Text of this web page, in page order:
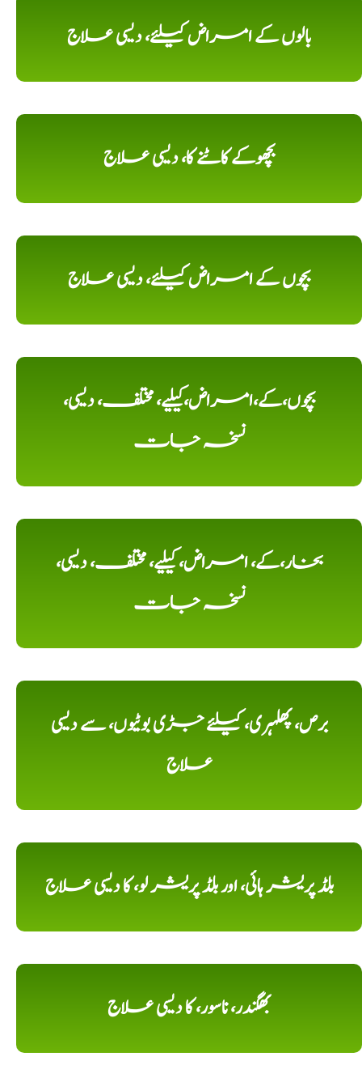
بالوں کے امراض کیلئے، دیسی علاج
بچھوکے کاٹنے کا، دیسی علاج
بچوں کے امراض کیلئے، دیسی علاج
بچوں،کے،امراض،کیلیے، مختلف، دیسی،
نسخہ جات
بخار،کے، امراض، کیلیے، مختلف، دیسی،
نسخہ جات
برص، پھلہری، کیلئے جڑی بوٹیوں، سے دیسی
علاج
بلڈ پریشر ہائی، اور بلڈ پریشر لو، کا دیسی علاج
بھگندر، ناسور، کا دیسی علاج